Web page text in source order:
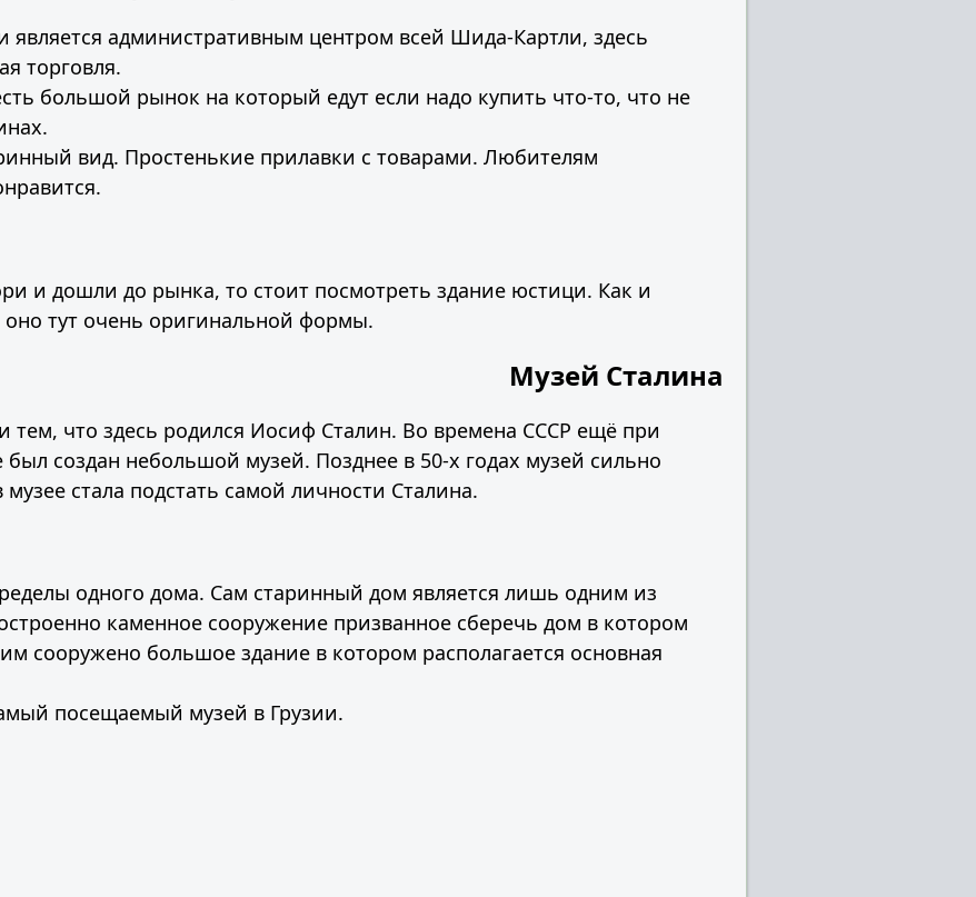
является административным центром всей Шида-Картли, здесь
торговля.
большой рынок на который едут если надо купить что-то, что не
вид. Простенькие прилавки с товарами. Любителям
и дошли до рынка, то стоит посмотреть здание юстици. Как и
тут очень оригинальной формы.
Музей Сталина
тем, что здесь родился Иосиф Сталин. Во времена СССР ещё при
создан небольшой музей. Позднее в 50-х годах музей сильно
стала подстать самой личности Сталина.
одного дома. Сам старинный дом является лишь одним из
каменное сооружение призванное сберечь дом в котором
сооружено большое здание в котором располагается основная
посещаемый музей в Грузии.